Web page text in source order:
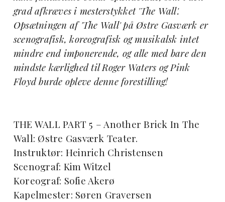
grad afkræves i mesterstykket 'The Wall'.
Opsætningen af 'The Wall' på Østre Gasværk er
scenografisk, koreografisk og musikalsk intet
mindre end imponerende, og alle med bare den
mindste kærlighed til Roger Waters og Pink
Floyd burde opleve denne forestilling!
THE WALL PART 5 – Another Brick In The
Wall: Østre Gasværk Teater.
Instruktør: Heinrich Christensen
Scenograf: Kim Witzel
Koreograf: Sofie Akerø
Kapelmester: Søren Graversen